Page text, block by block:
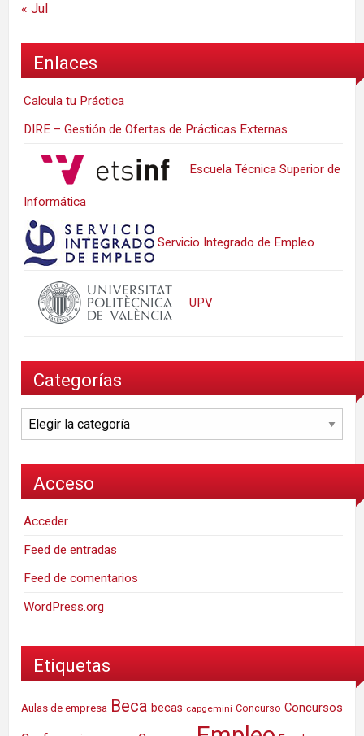
« Jul
Enlaces
Calcula tu Práctica
DIRE – Gestión de Ofertas de Prácticas Externas
Escuela Técnica Superior de
Informática
Servicio Integrado de Empleo
UPV
Categorías
Categorías
Acceso
Acceder
Feed de entradas
Feed de comentarios
WordPress.org
Etiquetas
Aulas de empresa Beca becas capgemini Concurso Concursos